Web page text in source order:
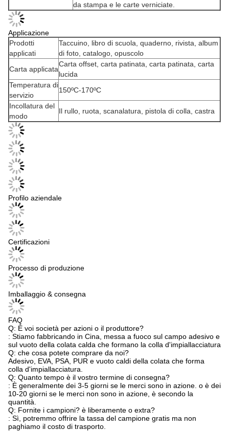
da stampa e le carte verniciate.
Applicazione
Prodotti
applicati
Taccuino, libro di scuola, quaderno, rivista, album
di foto, catalogo, opuscolo
Carta applicata
Carta offset, carta patinata, carta patinata, carta
lucida
Temperatura di
servizio
150ºC-170ºC
Incollatura del
modo
Il rullo, ruota, scanalatura, pistola di colla, castra
Profilo aziendale
Certificazioni
Processo di produzione
Imballaggio & consegna
FAQ
Q: È voi società per azioni o il produttore?
: Stiamo fabbricando in Cina, messa a fuoco sul campo adesivo e
sul vuoto della colata calda che formano la colla d'impiallacciatura
Q: che cosa potete comprare da noi?
Adesivo, EVA, PSA, PUR e vuoto caldi della colata che forma
colla d'impiallacciatura.
Q: Quanto tempo è il vostro termine di consegna?
: È generalmente dei 3-5 giorni se le merci sono in azione. o è dei
10-20 giorni se le merci non sono in azione, è secondo la
quantità.
Q: Fornite i campioni? è liberamente o extra?
: Sì, potremmo offrire la tassa del campione gratis ma non
paghiamo il costo di trasporto.